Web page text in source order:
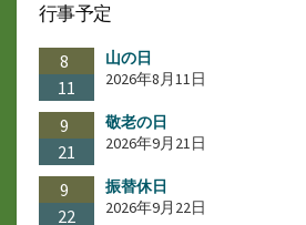
ー
送
り
行事予定
8
11
山の日
2026年8月11日
9
21
敬老の日
2026年9月21日
9
22
振替休日
2026年9月22日